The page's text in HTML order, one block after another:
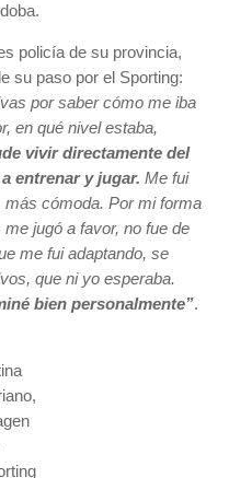
policía de su provincia,
su paso por el Sporting:
por saber cómo me iba
en qué nivel estaba,
vivir directamente del
entrenar y jugar. Me fui
cómoda. Por mi forma
jugó a favor, no fue de
me fui adaptando, se
que ni yo esperaba.
bien personalmente”.